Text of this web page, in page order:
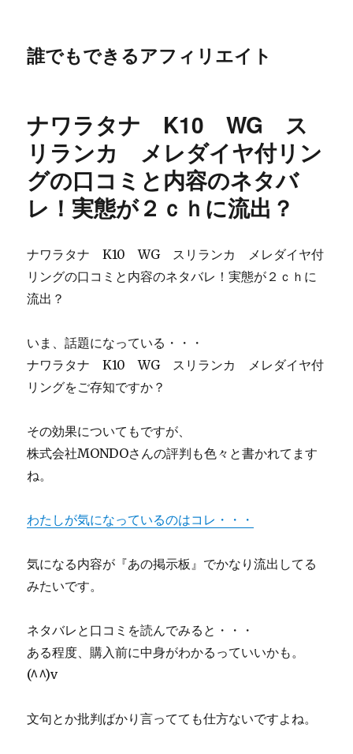
誰でもできるアフィリエイト
ナワラタナ K10 WG ス
リランカ メレダイヤ付リン
グの口コミと内容のネタバ
レ！実態が２ｃｈに流出？
ナワラタナ K10 WG スリランカ メレダイヤ付
リングの口コミと内容のネタバレ！実態が２ｃｈに
流出？
いま、話題になっている・・・
ナワラタナ K10 WG スリランカ メレダイヤ付
リングをご存知ですか？
その効果についてもですが、
株式会社MONDOさんの評判も色々と書かれてます
ね。
わたしが気になっているのはコレ・・・
気になる内容が『あの掲示板』でかなり流出してる
みたいです。
ネタバレと口コミを読んでみると・・・
ある程度、購入前に中身がわかるっていいかも。
(^^)v
文句とか批判ばかり言ってても仕方ないですよね。